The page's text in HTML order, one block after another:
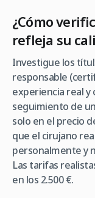
¿Cómo
refleja su
Investigue los
responsable
experiencia real y
seguimiento de
solo en el precio
que el cirujano
personalmente y
Las tarifas
en los 2.500 €.